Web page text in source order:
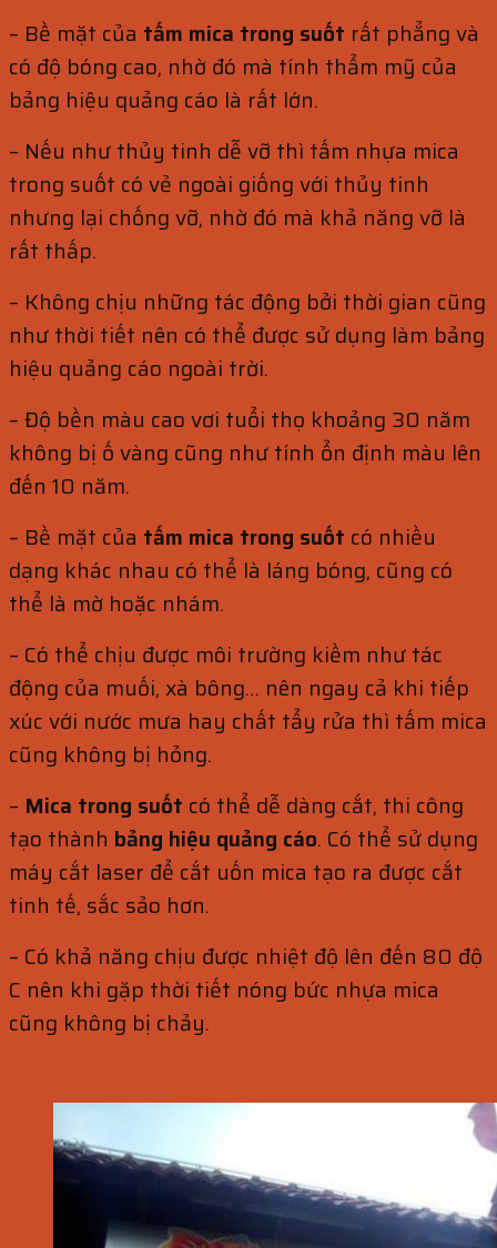
– Bề mặt của tấm mica trong suốt rất phẳng và
có độ bóng cao, nhờ đó mà tính thẩm mỹ của
bảng hiệu quảng cáo là rất lớn.
– Nếu như thủy tinh dễ vỡ thì tấm nhựa mica
trong suốt có vẻ ngoài giống với thủy tinh
nhưng lại chống vỡ, nhờ đó mà khả năng vỡ là
rất thấp.
– Không chịu những tác động bởi thời gian cũng
như thời tiết nên có thể được sử dụng làm bảng
hiệu quảng cáo ngoài trời.
– Độ bền màu cao vơi tuổi thọ khoảng 30 năm
không bị ố vàng cũng như tính ổn định màu lên
đến 10 năm.
– Bề mặt của tấm mica trong suốt có nhiều
dạng khác nhau có thể là láng bóng, cũng có
thể là mờ hoặc nhám.
– Có thể chịu được môi trường kiềm như tác
động của muối, xà bông… nên ngay cả khi tiếp
xúc với nước mưa hay chất tẩy rửa thì tấm mica
cũng không bị hỏng.
– Mica trong suốt có thể dễ dàng cắt, thi công
tạo thành bảng hiệu quảng cáo. Có thể sử dụng
máy cắt laser để cắt uốn mica tạo ra được cắt
tinh tế, sắc sảo hơn.
– Có khả năng chịu được nhiệt độ lên đến 80 độ
C nên khi gặp thời tiết nóng bức nhựa mica
cũng không bị chảy.